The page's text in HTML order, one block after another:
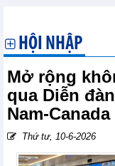
HỘI NHẬP
Mở rộng
qua Diễn
Nam-Canada
Thứ tư, 10-6-2026